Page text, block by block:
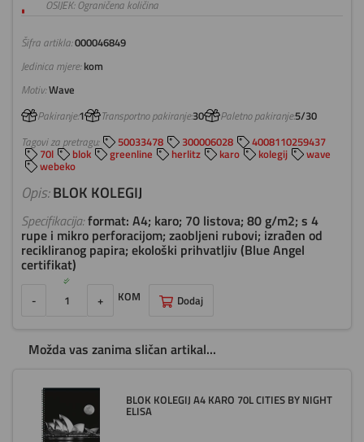
Šifra artikla:000046849
Jedinica mjere: kom
Opis:BLOK KOLEGIJ
Specifikacija:format: A4; karo; 70 listova; 80 g/m2; s 4
rupe i mikro perforacijom; zaobljeni rubovi; izrađen od
recikliranog papira; ekološki prihvatljiv (Blue Angel
certifikat)
Motiv:Wave
Tagovi za pretragu: 50033478 300006028 4008110259437
70l blok greenline herlitz karo kolegij wave
webeko
OSIJEK: Ograničena količina
Pakiranje:1 Transportno pakiranje:30 Paletno pakiranje:5/30
- + KOM Dodaj
Možda vas zanima sličan artikal...
BLOK KOLEGIJ A4 KARO 70L CITIES BY NIGHT
ELISA